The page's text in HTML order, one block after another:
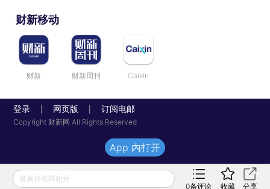
财新移动
财新 财新周刊 Caixin
登录 网页版 订阅电邮
Copyright 财新网 All Rights Reserved
发表评论得积分
0条评论 收藏 分享
App 内打开